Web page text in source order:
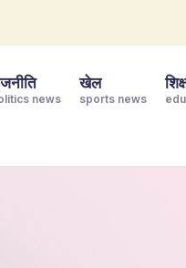
news
खेल
sports news